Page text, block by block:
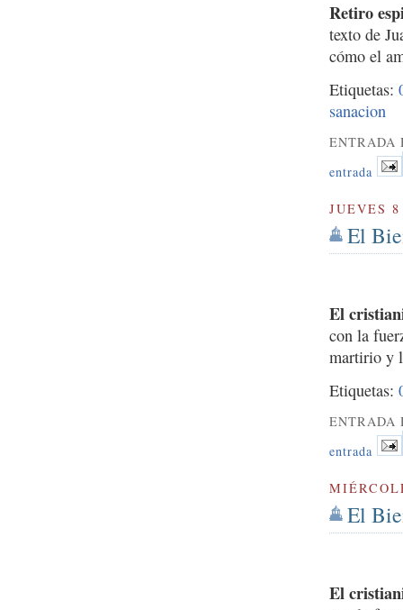
Retiro
texto de
cómo el
Etiquetas:
sanacion
ENTRADA
entrada
JUEVES
El
El
con la
martirio y
Etiquetas:
ENTRADA
entrada
El
El